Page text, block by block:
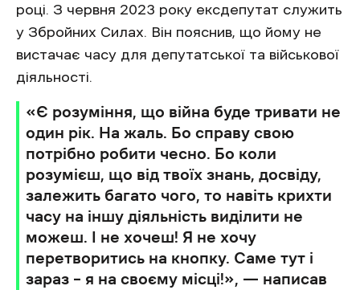
році. З червня 2023 року ексдепутат служить
у Збройних Силах. Він пояснив, що йому не
вистачає часу для депутатської та військової
діяльності.
«Є розуміння, що війна буде тривати не
один рік. На жаль. Бо справу свою
потрібно робити чесно. Бо коли
розумієш, що від твоїх знань, досвіду,
залежить багато чого, то навіть крихти
часу на іншу діяльність виділити не
можеш. І не хочеш! Я не хочу
перетворитись на кнопку. Саме тут і
зараз – я на своєму місці!», — написав